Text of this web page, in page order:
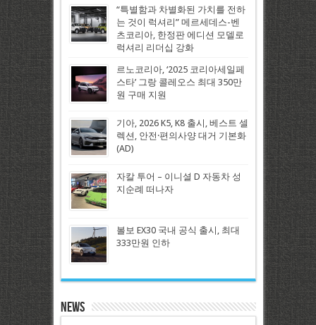
“특별함과 차별화된 가치를 전하
는 것이 럭셔리” 메르세데스-벤
츠코리아, 한정판 에디션 모델로
럭셔리 리더십 강화
르노코리아, ‘2025 코리아세일페
스타’ 그랑 콜레오스 최대 350만
원 구매 지원
기아, 2026 K5, K8 출시, 베스트 셀
렉션, 안전·편의사양 대거 기본화
(AD)
자칼 투어 – 이니셜 D 자동차 성
지순례 떠나자
볼보 EX30 국내 공식 출시, 최대
333만원 인하
News